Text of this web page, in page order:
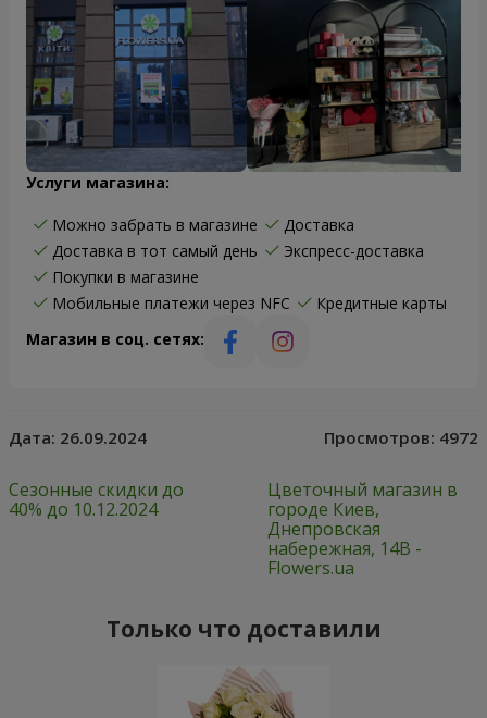
Услуги магазина:
Можно забрать в магазине
Доставка
Доставка в тот самый день
Экспресс-доставка
Покупки в магазине
Мобильные платежи через NFC
Кредитные карты
Магазин в соц. сетях:
Дата: 26.09.2024 Просмотров: 4972
Сезонные скидки до
40% до 10.12.2024
Цветочный магазин в
городе Киев,
Днепровская
набережная, 14В -
Flowers.ua
Только что доставили